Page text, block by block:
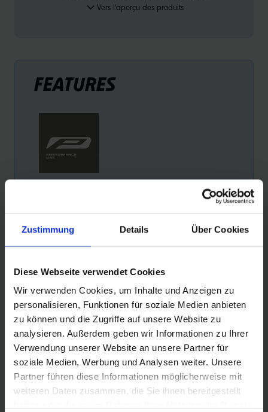
Zustimmung Details Über Cookies
Diese Webseite verwendet Cookies
Wir verwenden Cookies, um Inhalte und Anzeigen zu
personalisieren, Funktionen für soziale Medien anbieten
zu können und die Zugriffe auf unsere Website zu
analysieren. Außerdem geben wir Informationen zu Ihrer
Verwendung unserer Website an unsere Partner für
soziale Medien, Werbung und Analysen weiter. Unsere
Partner führen diese Informationen möglicherweise mit
weiteren Daten zusammen, die Sie ihnen bereitgestellt
Vers l'aperçu des produits
FEATURES
INFORMATIONS SUR LES PRODUITS
La révolution en BMX de compétition
- Le pneu BMX Race le plus rapide et le plus
léger au monde
- Développé en collaboration avec INSPYRE et
MEYBO, testé par Niek Kimmann et Jeremy
Rencurel
- Déjà 4 victoires en coupe du monde lors de la